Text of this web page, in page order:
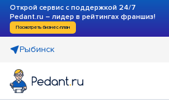
Открой сервис с поддержкой 24/7
Pedant.ru – лидер в рейтингах франшиз!
Посмотреть бизнес-план
Рыбинск